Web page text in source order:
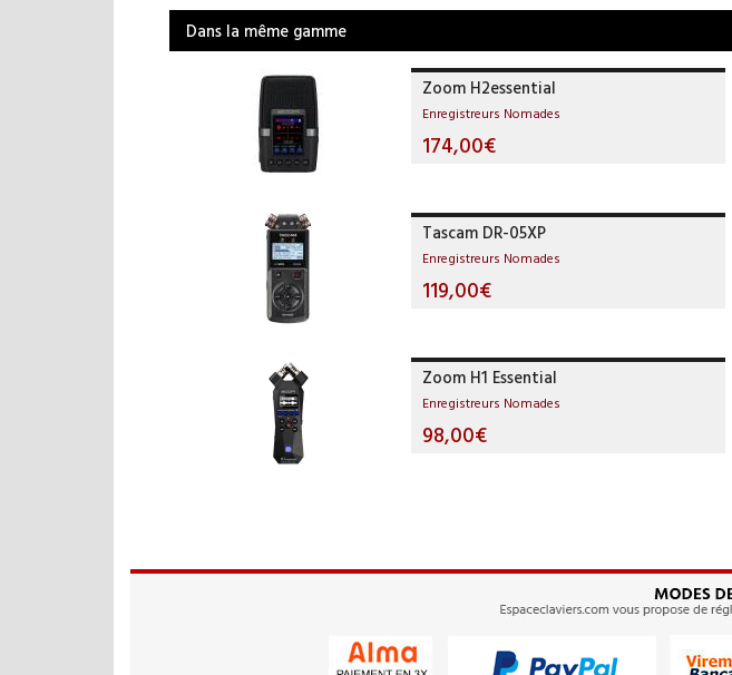
Dans la même gamme
Zoom H2essential
Enregistreurs Nomades
174,00€
Tascam DR-05XP
Enregistreurs Nomades
119,00€
Zoom H1 Essential
Enregistreurs Nomades
98,00€